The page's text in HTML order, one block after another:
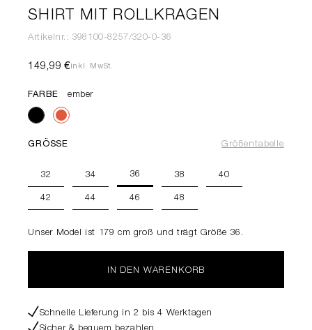
SHIRT MIT ROLLKRAGEN
Artikelnr.: 398100-8257/320-0-36
149,99 €inkl. MwSt.
FARBE ember
GRÖSSE Größentabelle
32 34 36 38 40
42 44 46 48
Unser Model ist 179 cm groß und trägt Größe 36.
IN DEN WARENKORB
Schnelle Lieferung in 2 bis 4 Werktagen